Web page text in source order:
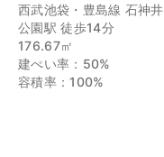
西武池袋・豊島線 石神井
公園駅 徒歩14分
176.67㎡
建ぺい率：50%
容積率：100%